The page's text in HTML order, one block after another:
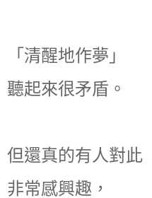
「清醒地作夢」
聽起來很矛盾。
但還真的有人對此
非常感興趣，